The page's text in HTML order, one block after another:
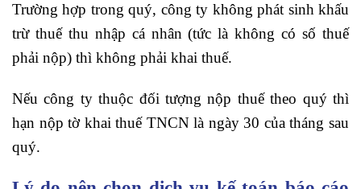
Trường hợp trong quý, công ty không phát sinh khấu
trừ thuế thu nhập cá nhân (tức là không có số thuế
phải nộp) thì không phải khai thuế.
Nếu công ty thuộc đối tượng nộp thuế theo quý thì
hạn nộp tờ khai thuế TNCN là ngày 30 của tháng sau
quý.